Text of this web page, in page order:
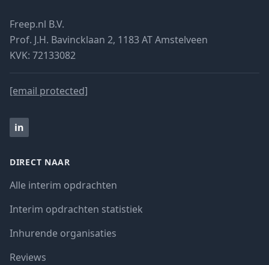
Freep.nl B.V.
Prof. J.H. Bavincklaan 2, 1183 AT Amstelveen
KVK: 72133082
[email protected]
in
DIRECT NAAR
Alle interim opdrachten
Interim opdrachten statistiek
Inhurende organisaties
Reviews